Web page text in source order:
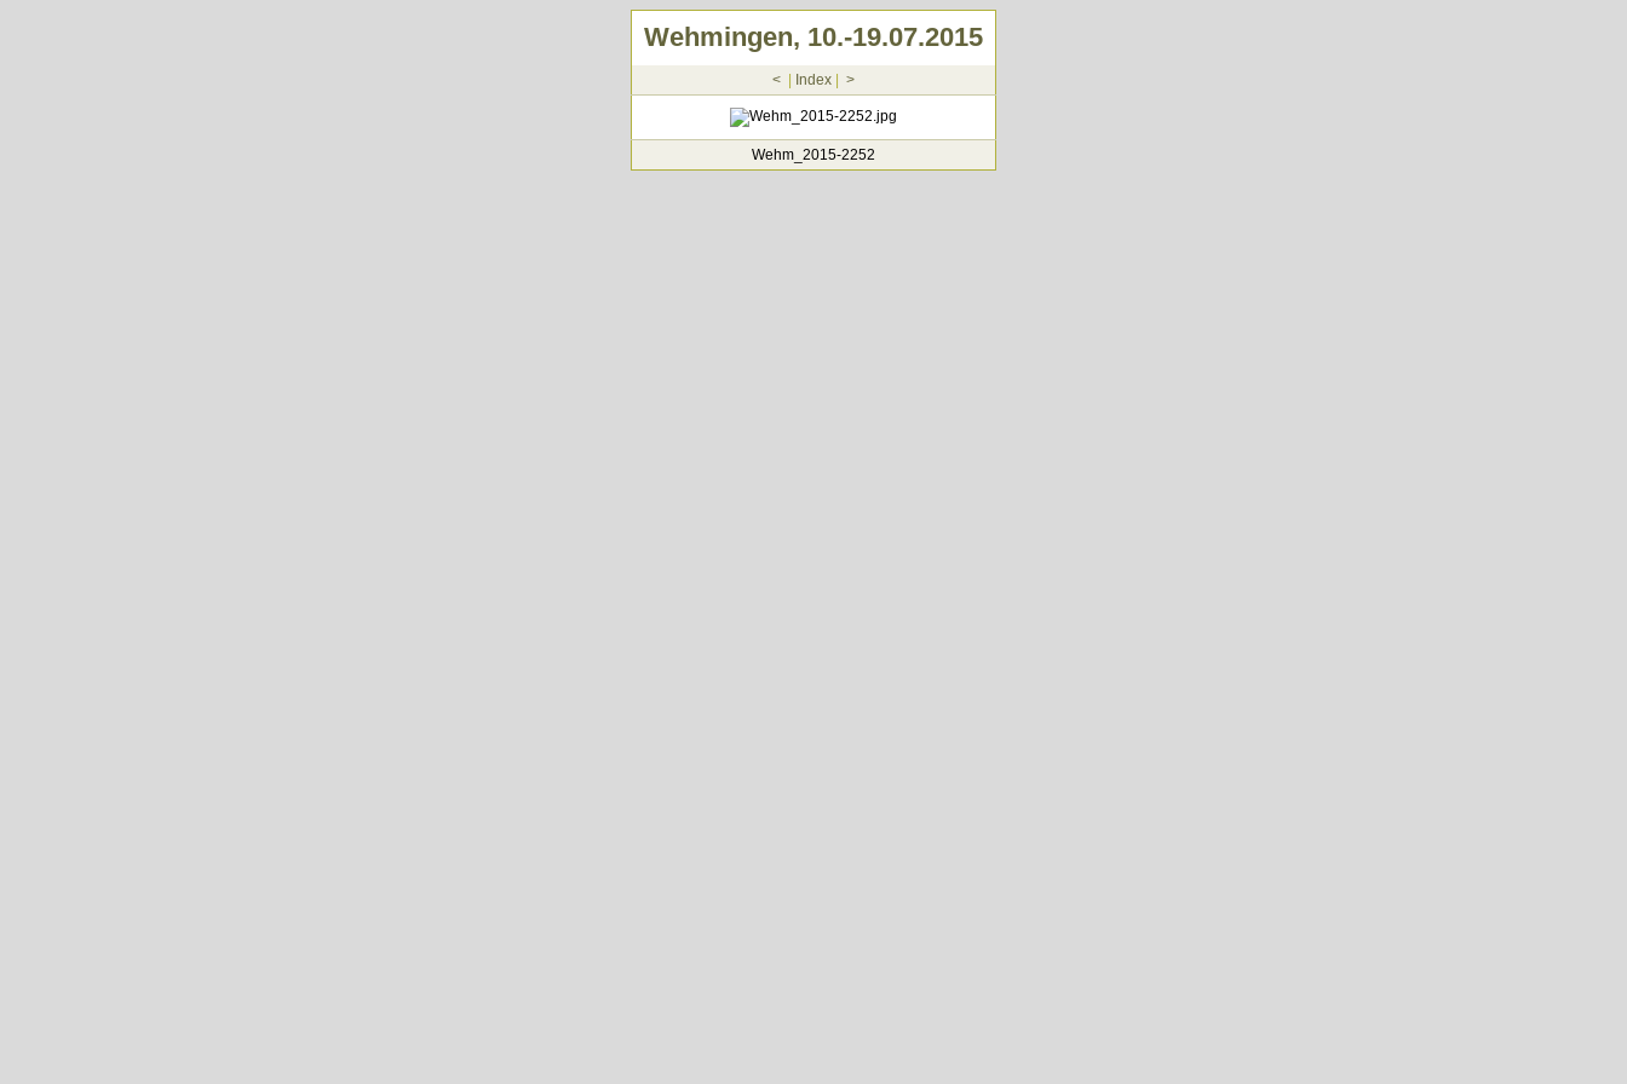
Wehmingen, 10.-19.07.2015
< Index >
Wehm_2015-2252